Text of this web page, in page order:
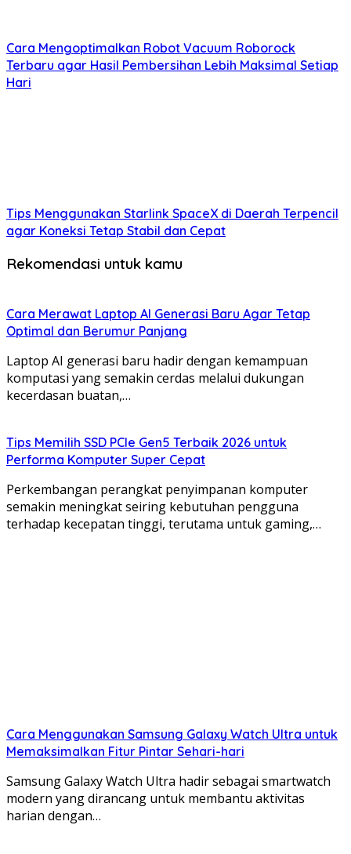
Cara Mengoptimalkan Robot Vacuum Roborock
Terbaru agar Hasil Pembersihan Lebih Maksimal Setiap
Hari
Tips Menggunakan Starlink SpaceX di Daerah Terpencil
agar Koneksi Tetap Stabil dan Cepat
Rekomendasi untuk kamu
Cara Merawat Laptop AI Generasi Baru Agar Tetap
Optimal dan Berumur Panjang
Laptop AI generasi baru hadir dengan kemampuan
komputasi yang semakin cerdas melalui dukungan
kecerdasan buatan,…
Tips Memilih SSD PCIe Gen5 Terbaik 2026 untuk
Performa Komputer Super Cepat
Perkembangan perangkat penyimpanan komputer
semakin meningkat seiring kebutuhan pengguna
terhadap kecepatan tinggi, terutama untuk gaming,…
Cara Menggunakan Samsung Galaxy Watch Ultra untuk
Memaksimalkan Fitur Pintar Sehari-hari
Samsung Galaxy Watch Ultra hadir sebagai smartwatch
modern yang dirancang untuk membantu aktivitas
harian dengan…